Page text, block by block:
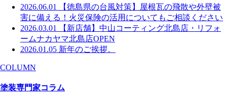
2026.06.01
【徳島県の台風対策】屋根瓦の飛散や外壁被
害に備える！火災保険の活用についてもご相談ください
2026.03.01
【新店舗】中山コーティング北島店・リフォ
ームナカヤマ北島店OPEN
2026.01.05 新年のご挨拶。
COLUMN
塗装専門家コラム